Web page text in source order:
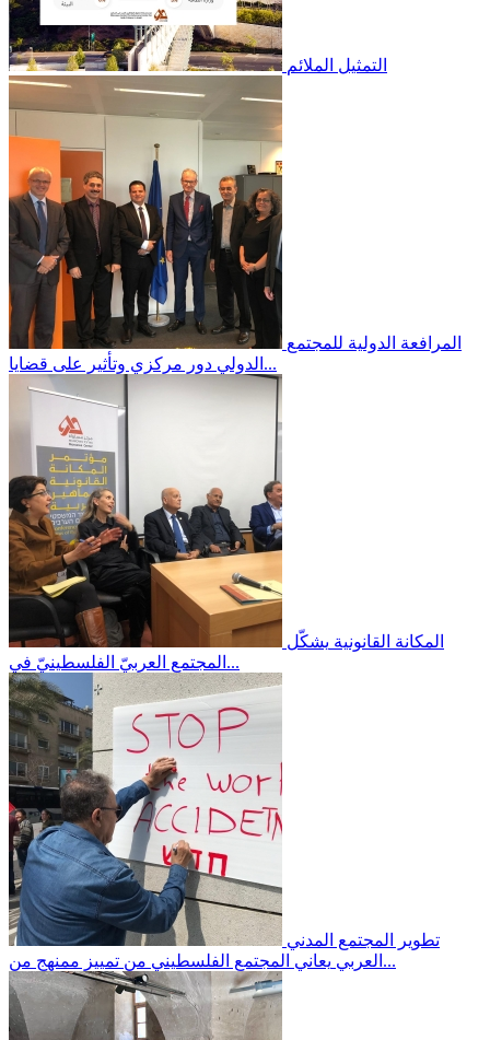
التمثيل الملائم
المرافعة الدولية للمجتمع
الدولي دور مركزي وتأثير على قضايا...
المكانة القانونية يشكّل
المجتمع العربيّ الفلسطينيّ في...
العربي يعاني المجتمع الفلسطيني من تمييز ممنهج من...